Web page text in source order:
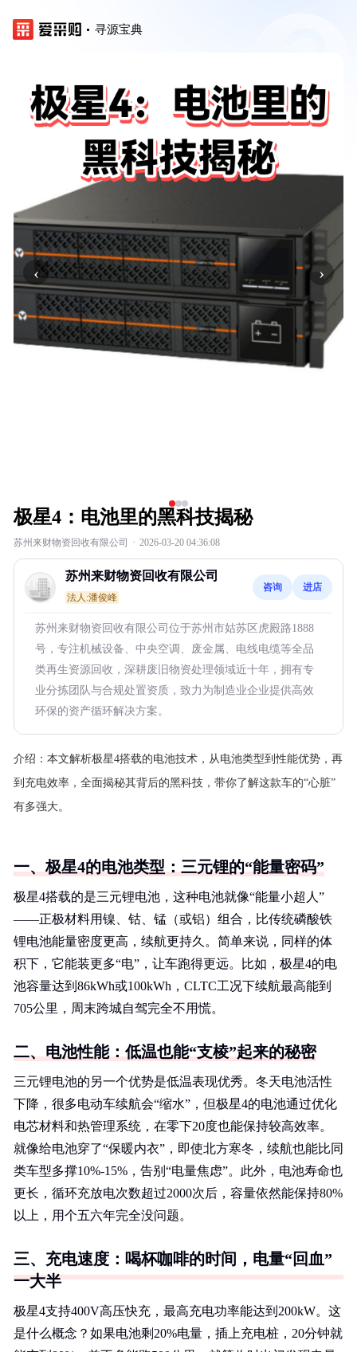
寻源宝典
‹ ›
极星4：电池里的黑科技揭秘
苏州来财物资回收有限公司 · 2026-03-20 04:36:08
苏州来财物资回收有限公司
法人:潘俊峰
咨询 进店
苏州来财物资回收有限公司位于苏州市姑苏区虎殿路1888
号，专注机械设备、中央空调、废金属、电线电缆等全品
类再生资源回收，深耕废旧物资处理领域近十年，拥有专
业分拣团队与合规处置资质，致力为制造业企业提供高效
环保的资产循环解决方案。
介绍： 本文解析极星4搭载的电池技术，从电池类型到性能优势，再
到充电效率，全面揭秘其背后的黑科技，带你了解这款车的“心脏”
有多强大。
一、极星4的电池类型：三元锂的“能量密码”
极星4搭载的是三元锂电池，这种电池就像“能量小超人”
——正极材料用镍、钴、锰（或铝）组合，比传统磷酸铁
锂电池能量密度更高，续航更持久。简单来说，同样的体
积下，它能装更多“电”，让车跑得更远。比如，极星4的电
池容量达到86kWh或100kWh，CLTC工况下续航最高能到
705公里，周末跨城自驾完全不用慌。
二、电池性能：低温也能“支棱”起来的秘密
三元锂电池的另一个优势是低温表现优秀。冬天电池活性
下降，很多电动车续航会“缩水”，但极星4的电池通过优化
电芯材料和热管理系统，在零下20度也能保持较高效率。
就像给电池穿了“保暖内衣”，即使北方寒冬，续航也能比同
类车型多撑10%-15%，告别“电量焦虑”。此外，电池寿命也
更长，循环充放电次数超过2000次后，容量依然能保持80%
以上，用个五六年完全没问题。
三、充电速度：喝杯咖啡的时间，电量“回血”
一大半
极星4支持400V高压快充，最高充电功率能达到200kW。这
是什么概念？如果电池剩20%电量，插上充电桩，20分钟就